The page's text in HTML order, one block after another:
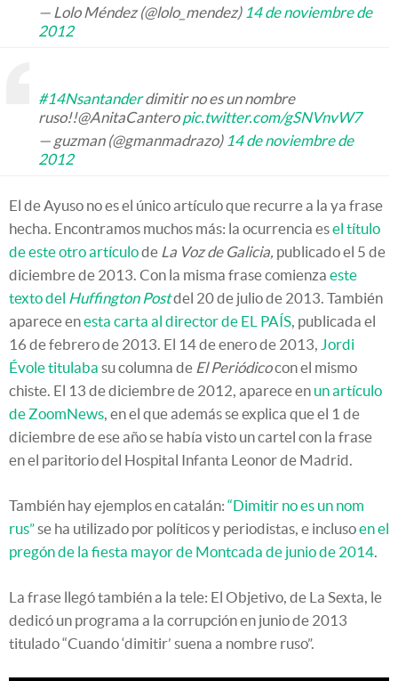
— Lolo Méndez (@lolo_mendez) 14 de noviembre de
2012
#14Nsantanderdimitir no es un nombre
ruso!!@AnitaCanteropic.twitter.com/gSNVnvW7
— guzman (@gmanmadrazo) 14 de noviembre de
2012
El de Ayuso no es el único artículo que recurre a la ya frase
hecha. Encontramos muchos más: la ocurrencia esel título
de este otro artículode La Voz de Galicia, publicado el 5 de
diciembre de 2013. Con la misma frase comienza este
texto del Huffington Postdel 20 de julio de 2013. También
aparece enesta carta al director de EL PAÍS, publicada el
16 de febrero de 2013. El 14 de enero de 2013, Jordi
Évole titulaba su columna de El Periódicocon el mismo
chiste. El 13 de diciembre de 2012, aparece en un artículo
de ZoomNews, en el que además se explica que el 1 de
diciembre de ese año se había visto un cartel con la frase
en el paritorio del Hospital Infanta Leonor de Madrid.
También hay ejemplos en catalán: “Dimitir no es un nom
rus”se ha utilizado por políticos y periodistas, e inclusoen el
pregón de la fiesta mayor de Montcada de junio de 2014.
La frase llegó también a la tele: El Objetivo, de La Sexta, le
dedicó un programa a la corrupción en junio de 2013
titulado “Cuando ‘dimitir’ suena a nombre ruso”.